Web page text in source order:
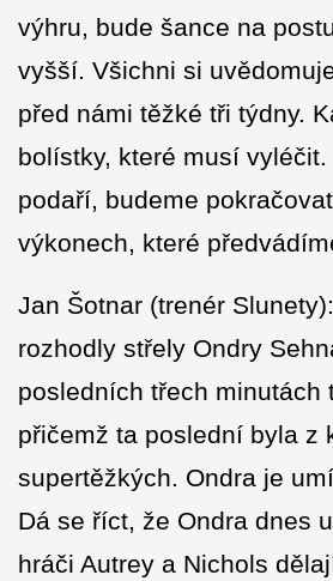
výhru, bude šance na
vyšší. Všichni si
před námi těžké tři týdny.
bolístky, které musí
podaří, budeme
výkonech, které
Jan Šotnar (trenér
rozhodly střely Ondry
posledních třech minutách
přičemž ta poslední byla z
supertěžkých. Ondra je
Dá se říct, že Ondra dnes
hráči Autrey a Nichols